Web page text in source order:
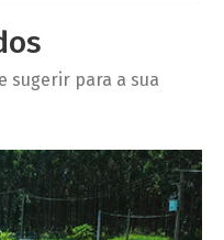
sugerir para a sua